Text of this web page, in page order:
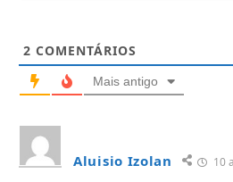
2 COMENTÁRIOS
Mais antigo
Aluisio Izolan 10